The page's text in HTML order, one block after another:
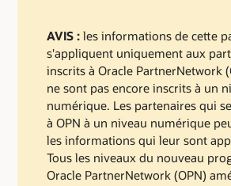
AVIS : les informations de cette
s'appliquent uniquement aux
inscrits à Oracle PartnerNetwork
ne sont pas encore inscrits à un
numérique. Les partenaires qui
à OPN à un niveau numérique
les informations qui leur sont
Tous les niveaux du nouveau
Oracle PartnerNetwork (OPN)